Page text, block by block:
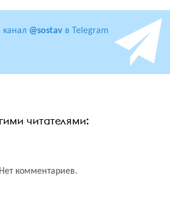
канал @sostav в Telegram
читателями:
Нет комментариев.